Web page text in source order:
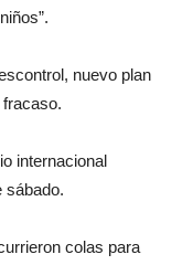
nuevo plan
internacional
sábado.
colas para